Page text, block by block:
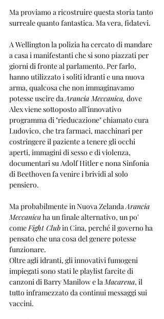
Ma proviamo a ricostruire questa storia tanto
surreale quanto fantastica. Ma vera, fidatevi.
A Wellington la polizia ha cercato di mandare
a casa i manifestanti che si sono piazzati per
giorni di fronte al parlamento. Per farlo,
hanno utilizzato i soliti idranti e una nuova
arma, qualcosa che non immaginavamo
potesse uscire da Arancia Meccanica, dove
Alex viene sottoposto all’innovativo
programma di "rieducazione" chiamato cura
Ludovico, che tra farmaci, macchinari per
costringere il paziente a tenere gli occhi
aperti, immagini di sesso e di violenza,
documentari su Adolf Hitler e nona Sinfonia
di Beethoven fa venire i brividi al solo
pensiero.
Ma probabilmente in Nuova Zelanda Arancia
Meccanica ha un finale alternativo, un po'
come Fight Club in Cina, perché il governo ha
pensato che una cosa del genere potesse
funzionare.
Oltre agli idranti, gli innovativi fumogeni
impiegati sono stati le playlist farcite di
canzoni di Barry Manilow e la Macarena, il
tutto inframezzato da continui messaggi sui
vaccini.